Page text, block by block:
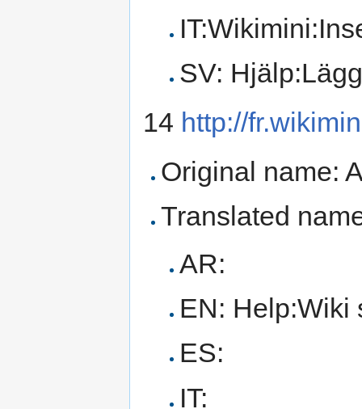
SV:
14 http://
Original name:
Translated
AR:
EN: Help:Wiki
ES:
IT: